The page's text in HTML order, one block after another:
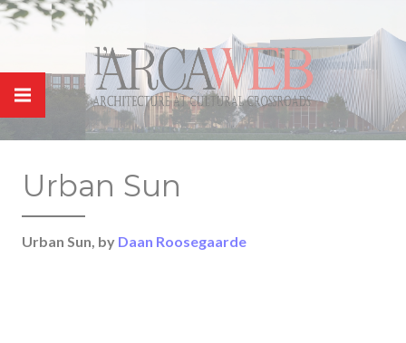
Urban Sun
Urban Sun, by Daan Roosegaarde
Panneau de gestion des cookies